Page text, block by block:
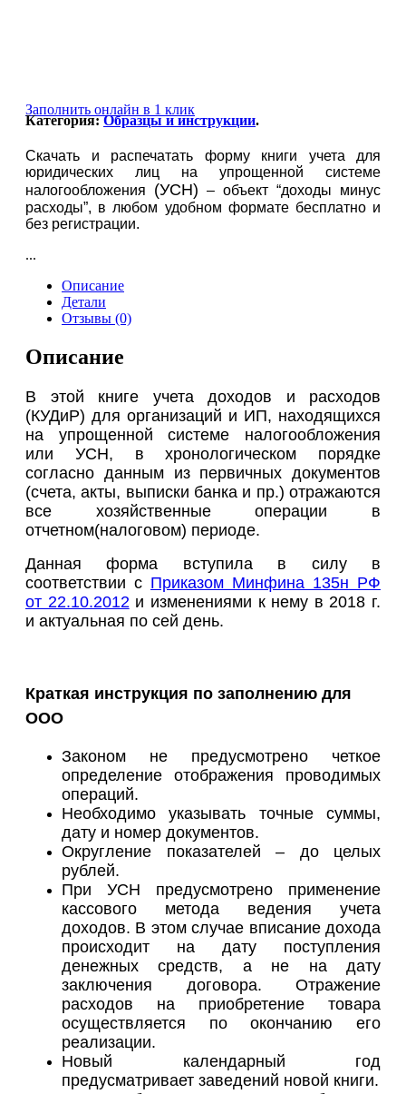
Заполнить онлайн в 1 клик
Категория:Образцы и инструкции.
Скачать и распечатать форму книги учета для
юридических лиц на упрощенной системе
налогообложения (УСН) – объект “доходы минус
расходы”, в любом удобном формате бесплатно и
без регистрации.
...
Описание
Детали
Отзывы (0)
Описание
В этой книге учета доходов и расходов
(КУДиР) для организаций и ИП, находящихся
на упрощенной системе налогообложения
или УСН, в хронологическом порядке
согласно данным из первичных документов
(счета, акты, выписки банка и пр.) отражаются
все хозяйственные операции в
отчетном(налоговом) периоде.
Данная форма вступила в силу в
соответствии с Приказом Минфина 135н РФ
от 22.10.2012и изменениями к нему в 2018 г.
и актуальная по сей день.
Краткая инструкция по заполнению для
ООО
Законом не предусмотрено четкое
определение отображения проводимых
операций.
Необходимо указывать точные суммы,
дату и номер документов.
Округление показателей – до целых
рублей.
При УСН предусмотрено применение
кассового метода ведения учета
доходов. В этом случае вписание дохода
происходит на дату поступления
денежных средств, а не на дату
заключения договора. Отражение
расходов на приобретение товара
осуществляется по окончанию его
реализации.
Новый календарный год
предусматривает заведений новой книги.